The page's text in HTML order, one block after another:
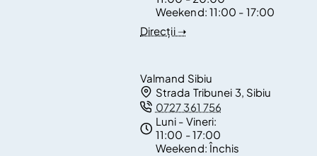
Weekend: 11:00 - 17:00
Direcții ➝
Valmand Sibiu
Strada Tribunei 3, Sibiu
0727 361 756
Luni - Vineri:
11:00 - 17:00
Weekend:Închis